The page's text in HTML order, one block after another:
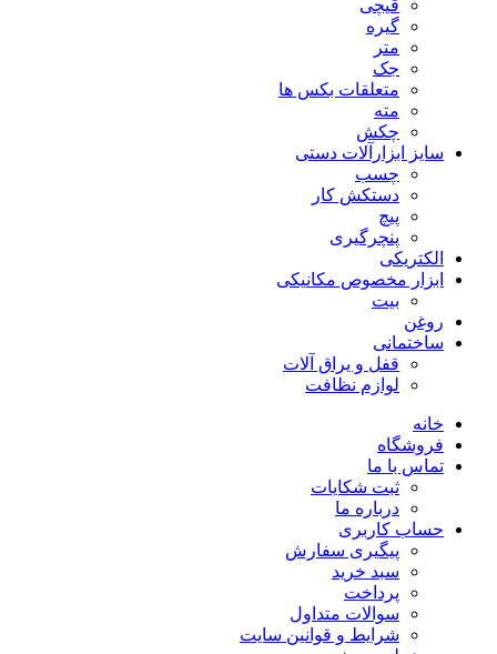
قیچی
گیره
متر
جک
متعلقات بکس ها
مته
چکش
سایز ابزارآلات دستی
چسب
دستکش کار
پیچ
پنچرگیری
الکتریکی
ابزار مخصوص مکانیکی
بیت
روغن
ساختمانی
قفل و یراق آلات
لوازم نظافت
خانه
فروشگاه
تماس با ما
ثبت شکایات
درباره ما
حساب کاربری
پیگیری سفارش
سبد خرید
پرداخت
سوالات متداول
شرایط و قوانین سایت